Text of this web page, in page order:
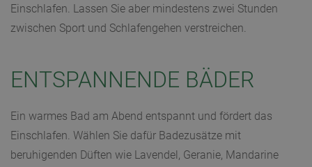
Einschlafen. Lassen Sie aber mindestens zwei Stunden
zwischen Sport und Schlafengehen verstreichen.
ENTSPANNENDE BÄDER
Ein warmes Bad am Abend entspannt und fördert das
Einschlafen. Wählen Sie dafür Badezusätze mit
beruhigenden Düften wie Lavendel, Geranie, Mandarine